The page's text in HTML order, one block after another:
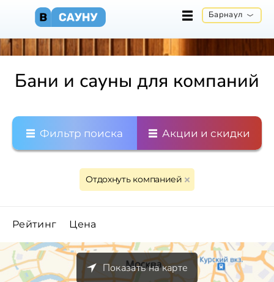
Барнаул
Бани и сауны для компаний
Фильтр поиска Акции и скидки
Отдохнуть компанией
Рейтинг Цена
Показать на карте